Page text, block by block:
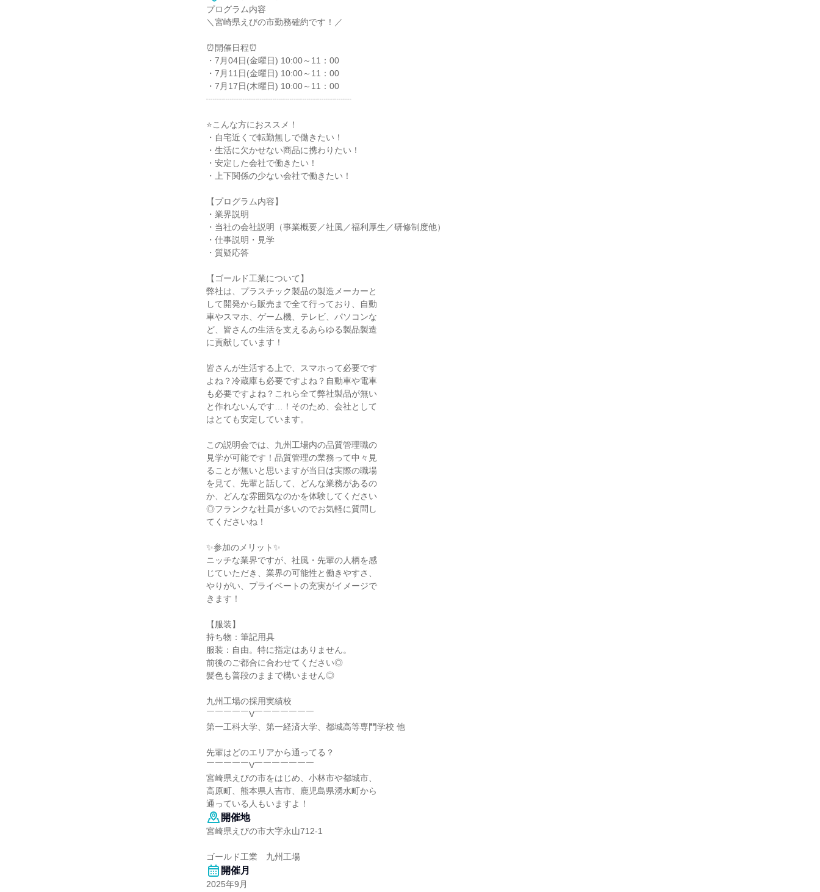
プログラム内容
＼宮崎県えびの市勤務確約です！／
⏰開催日程⏰
・7月04日(金曜日) 10:00～11：00
・7月11日(金曜日) 10:00～11：00
・7月17日(木曜日) 10:00～11：00
┈┈┈┈┈┈┈┈┈┈┈┈┈┈┈┈┈
⭐こんな方におススメ！
・自宅近くで転勤無しで働きたい！
・生活に欠かせない商品に携わりたい！
・安定した会社で働きたい！
・上下関係の少ない会社で働きたい！
【プログラム内容】
・業界説明
・当社の会社説明（事業概要／社風／福利厚生／研修制度他）
・仕事説明・見学
・質疑応答
【ゴールド工業について】
弊社は、プラスチック製品の製造メーカーと
して開発から販売まで全て行っており、自動
車やスマホ、ゲーム機、テレビ、パソコンな
ど、皆さんの生活を支えるあらゆる製品製造
に貢献しています！
皆さんが生活する上で、スマホって必要です
よね？冷蔵庫も必要ですよね？自動車や電車
も必要ですよね？これら全て弊社製品が無い
と作れないんです…！そのため、会社として
はとても安定しています。
この説明会では、九州工場内の品質管理職の
見学が可能です！品質管理の業務って中々見
ることが無いと思いますが当日は実際の職場
を見て、先輩と話して、どんな業務があるの
か、どんな雰囲気なのかを体験してください
◎フランクな社員が多いのでお気軽に質問し
てくださいね！
✨参加のメリット✨
ニッチな業界ですが、社風・先輩の人柄を感
じていただき、業界の可能性と働きやすさ、
やりがい、プライベートの充実がイメージで
きます！
【服装】
持ち物：筆記用具
服装：自由。特に指定はありません。
前後のご都合に合わせてください◎
髪色も普段のままで構いません◎
九州工場の採用実績校
￣￣￣￣￣V￣￣￣￣￣￣￣
第一工科大学、第一経済大学、都城高等専門学校 他
先輩はどのエリアから通ってる？
￣￣￣￣￣V￣￣￣￣￣￣￣
宮崎県えびの市をはじめ、小林市や都城市、
高原町、熊本県人吉市、鹿児島県湧水町から
通っている人もいますよ！
開催地
宮崎県えびの市大字永山712-1
ゴールド工業 九州工場
開催月
2025年9月